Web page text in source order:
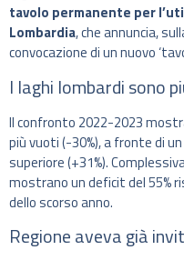
tavolo permanente per
Lombardia, che annuncia,
convocazione di un nuovo
I laghi lombardi sono
Il confronto 2022-2023
più vuoti (-30%), a fronte di un
superiore (+31%).
mostrano un deficit del 55%
dello scorso anno.
Regione aveva già